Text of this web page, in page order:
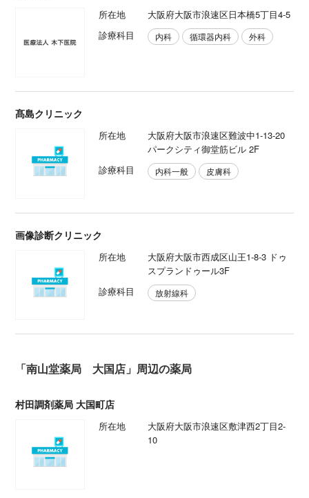
所在地
大阪府大阪市浪速区日本橋5丁目4-5
診療科目
内科 循環器内科 外科
髙島クリニック
所在地
大阪府大阪市浪速区難波中1-13-20
パークシティ御堂筋ビル 2F
診療科目
内科一般 皮膚科
画像診断クリニック
所在地
大阪府大阪市西成区山王1-8-3 ドゥ
スプランドゥール3F
診療科目
放射線科
「南山堂薬局 大国店」周辺の薬局
村田調剤薬局 大国町店
所在地
大阪府大阪市浪速区敷津西2丁目2-
10